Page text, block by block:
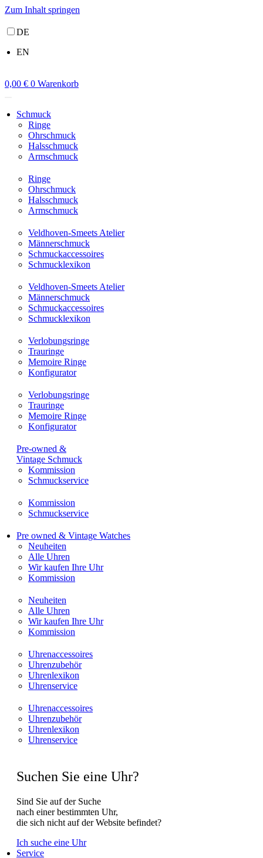
Zum Inhalt springen
DE
EN
0,00 € 0 Warenkorb
Schmuck
Ringe
Ohrschmuck
Halsschmuck
Armschmuck
Ringe
Ohrschmuck
Halsschmuck
Armschmuck
Veldhoven-Smeets Atelier
Männerschmuck
Schmuckaccessoires
Schmucklexikon
Veldhoven-Smeets Atelier
Männerschmuck
Schmuckaccessoires
Schmucklexikon
Verlobungsringe
Trauringe
Memoire Ringe
Konfigurator
Verlobungsringe
Trauringe
Memoire Ringe
Konfigurator
Pre-owned &
Vintage Schmuck
Kommission
Schmuckservice
Kommission
Schmuckservice
Pre owned & Vintage Watches
Neuheiten
Alle Uhren
Wir kaufen Ihre Uhr
Kommission
Neuheiten
Alle Uhren
Wir kaufen Ihre Uhr
Kommission
Uhrenaccessoires
Uhrenzubehör
Uhrenlexikon
Uhrenservice
Uhrenaccessoires
Uhrenzubehör
Uhrenlexikon
Uhrenservice
Suchen Sie eine Uhr?
Sind Sie auf der Suche
nach einer bestimmten Uhr,
die sich nicht auf der Website befindet?
Ich suche eine Uhr
Service